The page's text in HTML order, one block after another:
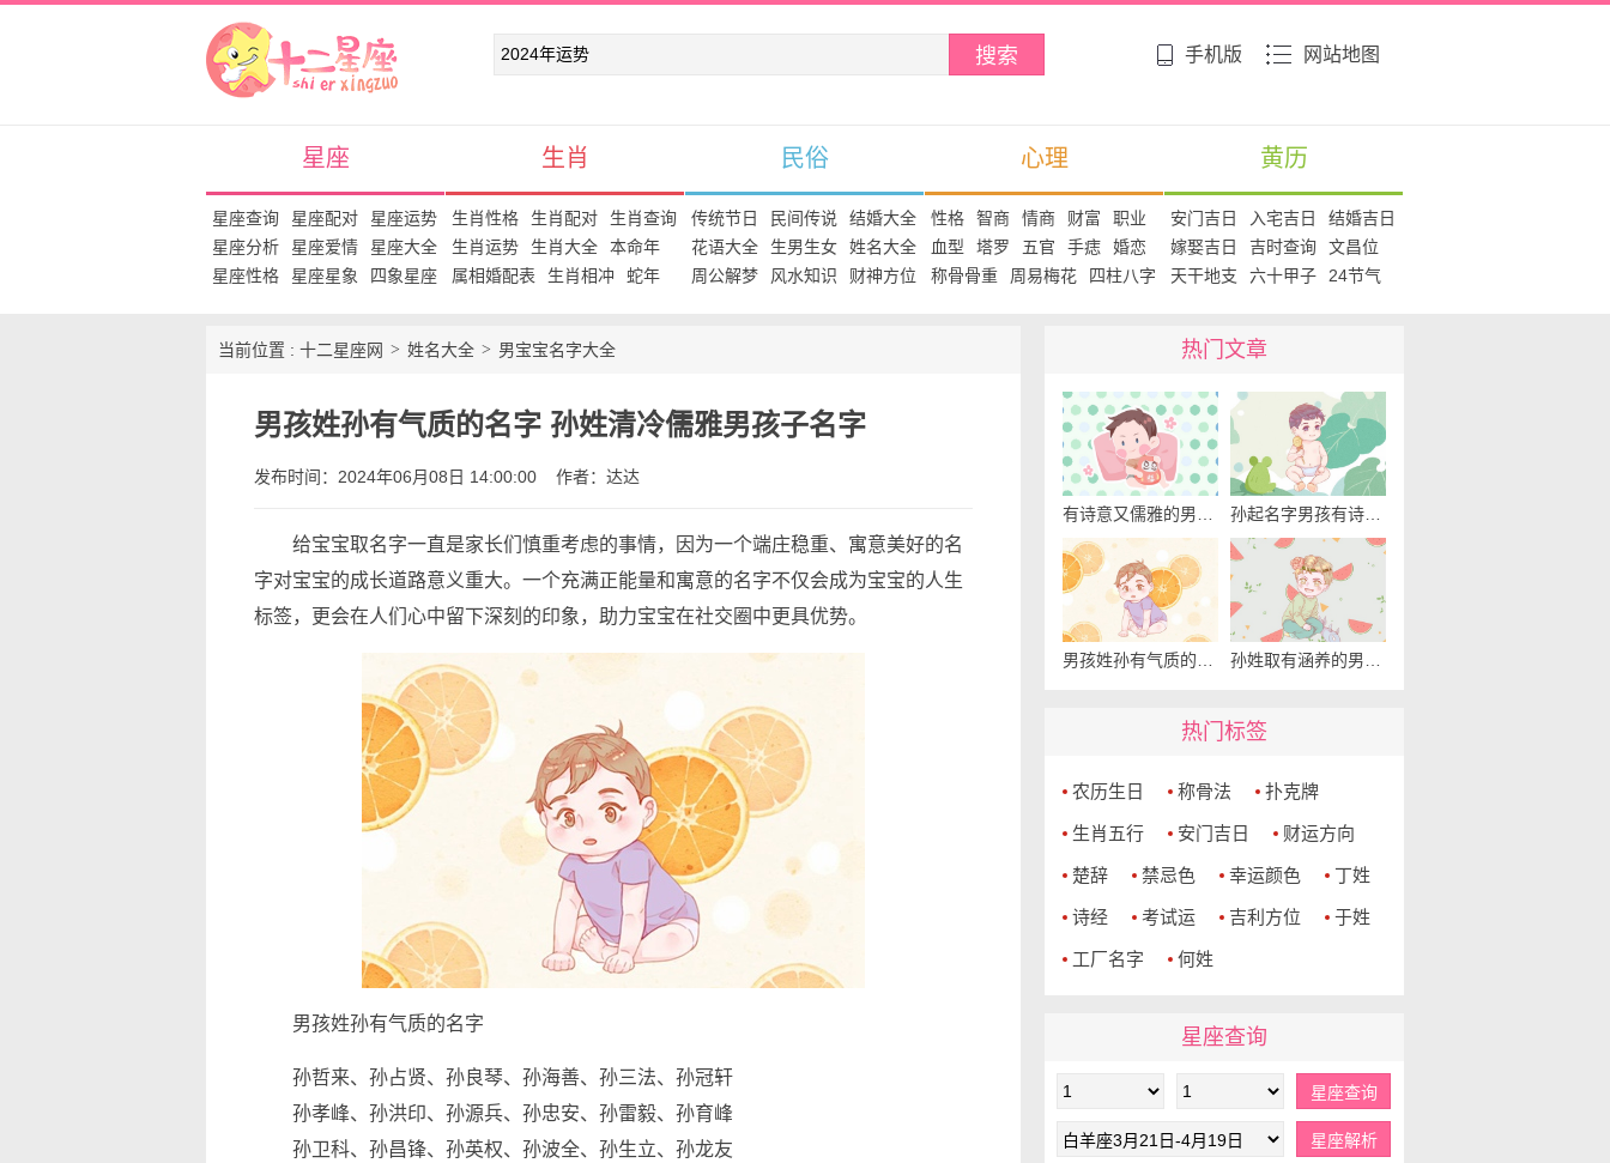
十二星座网
搜索 手机版 网站地图
星座
星座查询 星座配对
星座运势
星座分析
星座爱情
星座大全
星座性格
星座星象 四象星座
生肖
生肖性格 生肖配对
生肖查询
生肖运势
生肖大全
本命年
属相婚配表
生肖相冲 蛇年
民俗
传统节日 民间传说
结婚大全
花语大全
生男生女
姓名大全
周公解梦
风水知识 财神方位
心理
性格 智商 情商 财富
职业
血型
塔罗 五官 手痣
婚恋
称骨骨重
周易梅花 四柱八字
黄历
安门吉日 入宅吉日
结婚吉日
嫁娶吉日
吉时查询
文昌位
天干地支
六十甲子 24节气
当前位置 : 十二星座网 姓名大全 男宝宝名字大全
男孩姓孙有气质的名字 孙姓清冷儒雅男孩子名字
发布时间：2024年06月08日 14:00:00 作者：达达
给宝宝取名字一直是家长们慎重考虑的事情，因为一个端庄稳重、寓意美好的名
字对宝宝的成长道路意义重大。一个充满正能量和寓意的名字不仅会成为宝宝的人生
标签，更会在人们心中留下深刻的印象，助力宝宝在社交圈中更具优势。
男孩姓孙有气质的名字
孙哲来、孙占贤、孙良琴、孙海善、孙三法、孙冠轩
孙孝峰、孙洪印、孙源兵、孙忠安、孙雷毅、孙育峰
孙卫科、孙昌锋、孙英权、孙波全、孙生立、孙龙友
热门文章
热门标签
农历生日 称骨法 扑克牌
生肖五行 安门吉日 财运方向
楚辞 禁忌色 幸运颜色 丁姓
诗经 考试运 吉利方位 于姓
工厂名字 何姓
星座查询